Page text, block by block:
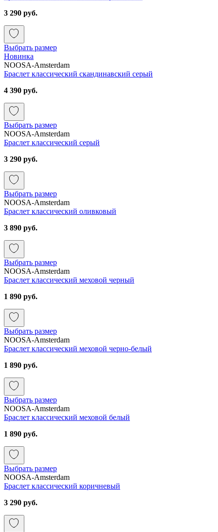
3 290 руб.
Выбрать размер
Новинка
NOOSA-Amsterdam
Браслет классический скандинавский серый
4 390 руб.
Выбрать размер
NOOSA-Amsterdam
Браслет классический серый
3 290 руб.
Выбрать размер
NOOSA-Amsterdam
Браслет классический оливковый
3 890 руб.
Выбрать размер
NOOSA-Amsterdam
Браслет классический меховой черный
1 890 руб.
Выбрать размер
NOOSA-Amsterdam
Браслет классический меховой черно-белый
1 890 руб.
Выбрать размер
NOOSA-Amsterdam
Браслет классический меховой белый
1 890 руб.
Выбрать размер
NOOSA-Amsterdam
Браслет классический коричневый
3 290 руб.